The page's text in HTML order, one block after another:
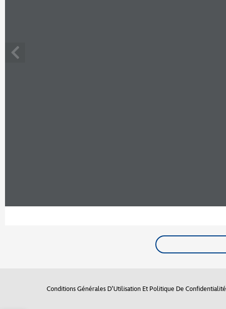
Conditions Générales D’Utilisation Et Politique De Confidentialité